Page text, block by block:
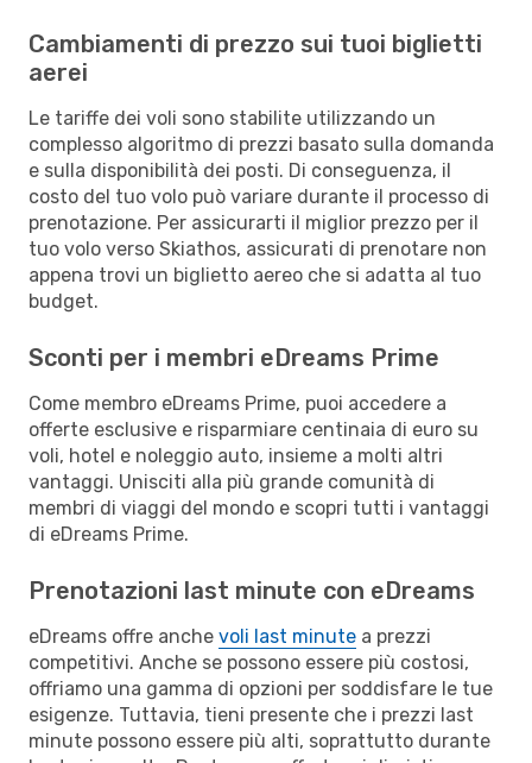
Cambiamenti di prezzo sui tuoi biglietti
aerei
Le tariffe dei voli sono stabilite utilizzando un
complesso algoritmo di prezzi basato sulla domanda
e sulla disponibilità dei posti. Di conseguenza, il
costo del tuo volo può variare durante il processo di
prenotazione. Per assicurarti il miglior prezzo per il
tuo volo verso Skiathos, assicurati di prenotare non
appena trovi un biglietto aereo che si adatta al tuo
budget.
Sconti per i membri eDreams Prime
Come membro eDreams Prime, puoi accedere a
offerte esclusive e risparmiare centinaia di euro su
voli, hotel e noleggio auto, insieme a molti altri
vantaggi. Unisciti alla più grande comunità di
membri di viaggi del mondo e scopri tutti i vantaggi
di eDreams Prime.
Prenotazioni last minute con eDreams
eDreams offre anche voli last minute a prezzi
competitivi. Anche se possono essere più costosi,
offriamo una gamma di opzioni per soddisfare le tue
esigenze. Tuttavia, tieni presente che i prezzi last
minute possono essere più alti, soprattutto durante